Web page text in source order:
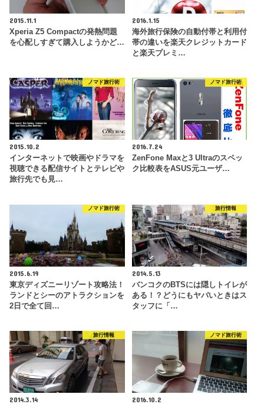
2015.11.1
Xperia Z5 Compactの発熱問題
を心配しすぎて購入しようかど…
2016.1.15
海外旅行保険の自動付帯と利用付
帯の違いを楽天クレジットカード
と楽天プレミ…
ノマド旅行術
2015.10.2
インターネットで映画やドラマを
視聴できる配信サイトとテレビや
旅行先でも見…
ノマド旅行術
2016.7.24
ZenFone Maxと3 Ultraのスペッ
ク比較表をASUS元ユーザ…
ノマド旅行術
2015.6.19
東京ディズニーリゾート攻略法！
ランドとシーのアトラクションを
2日で全て回…
旅行情報
2014.5.13
バンコクのBTSには隠しトイレが
ある！？どうにもヤバいときはス
タッフに「…
旅行情報
2014.3.14
ノマド旅行術
2016.10.2